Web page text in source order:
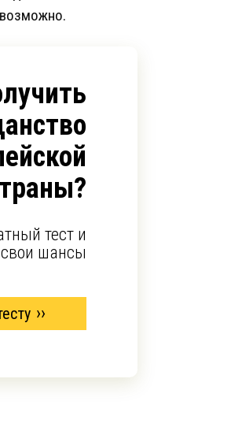
тест и
свои шансы